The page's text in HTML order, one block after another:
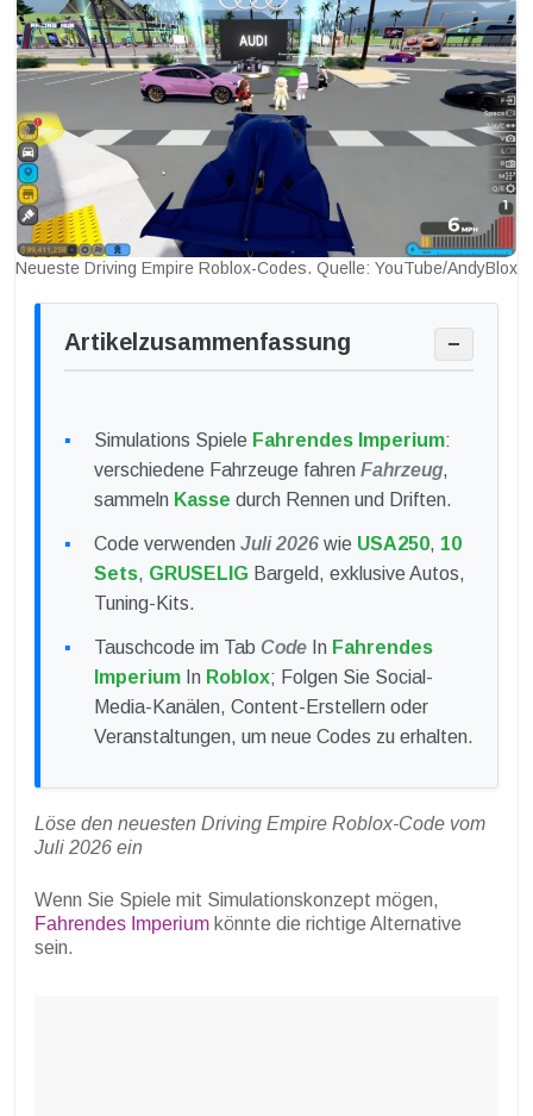
Neueste Driving Empire Roblox-Codes. Quelle: YouTube/AndyBlox
Artikelzusammenfassung −
Simulations Spiele Fahrendes Imperium:
verschiedene Fahrzeuge fahren Fahrzeug,
sammeln Kasse durch Rennen und Driften.
Code verwenden Juli 2026 wie USA250, 10
Sets, GRUSELIG Bargeld, exklusive Autos,
Tuning-Kits.
Tauschcode im Tab Code In Fahrendes
Imperium In Roblox; Folgen Sie Social-
Media-Kanälen, Content-Erstellern oder
Veranstaltungen, um neue Codes zu erhalten.
Löse den neuesten Driving Empire Roblox-Code vom
Juli 2026 ein
Wenn Sie Spiele mit Simulationskonzept mögen,
Fahrendes Imperium könnte die richtige Alternative
sein.